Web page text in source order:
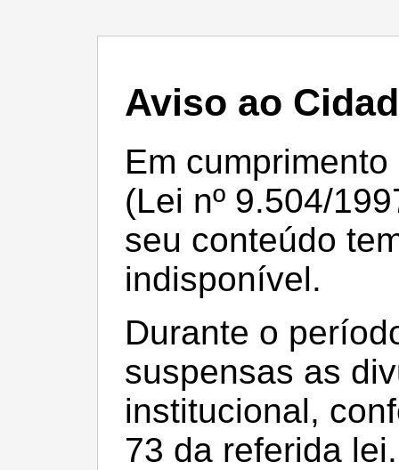
Aviso ao
Em
(Lei nº 9.504/
seu conteúdo
indisponível.
Durante o
suspensas as
institucional,
73 da referida lei.